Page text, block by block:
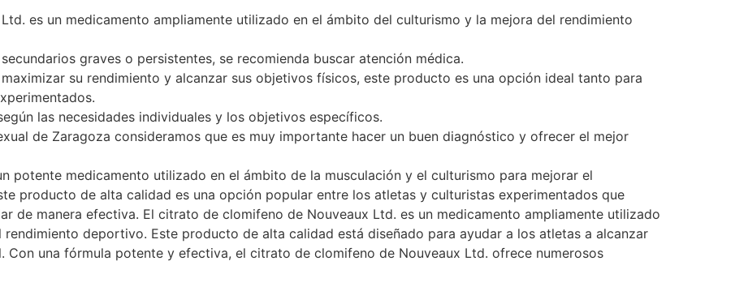
es un medicamento ampliamente utilizado en el ámbito del culturismo y la mejora del rendimiento
graves o persistentes, se recomienda buscar atención médica.
su rendimiento y alcanzar sus objetivos físicos, este producto es una opción ideal tanto para
las necesidades individuales y los objetivos específicos.
de Zaragoza consideramos que es muy importante hacer un buen diagnóstico y ofrecer el mejor
potente medicamento utilizado en el ámbito de la musculación y el culturismo para mejorar el
producto de alta calidad es una opción popular entre los atletas y culturistas experimentados que
de manera efectiva. El citrato de clomifeno de Nouveaux Ltd. es un medicamento ampliamente utilizado
deportivo. Este producto de alta calidad está diseñado para ayudar a los atletas a alcanzar
Con una fórmula potente y efectiva, el citrato de clomifeno de Nouveaux Ltd. ofrece numerosos